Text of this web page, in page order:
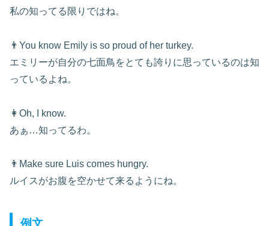
私の知ってる限りではね。
👨You know Emily is so proud of her turkey.
エミリーが自分の七面鳥をとても誇りに思っているのは知
っているよね。
👩Oh, I know.
あぁ…知ってるわ。
👨Make sure Luis comes hungry.
ルイスがお腹を空かせて来るようにね。
例文